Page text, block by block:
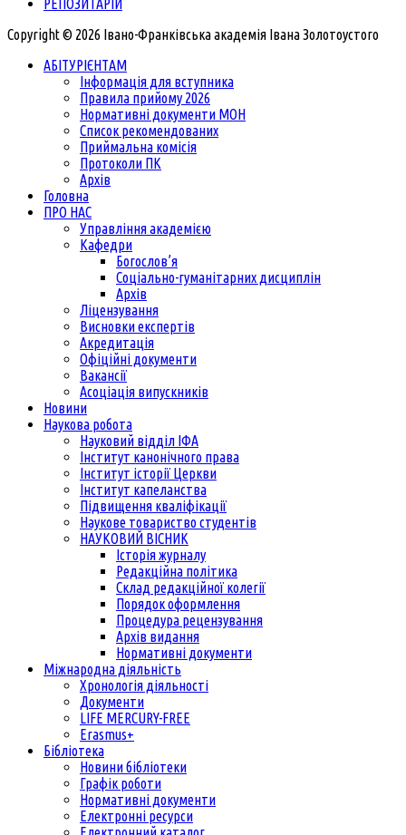
РЕПОЗИТАРІЙ
Copyright © 2026 Івано-Франківська академія Івана Золотоустого
АБІТУРІЄНТАМ
Інформація для вступника
Правила прийому 2026
Нормативні документи МОН
Список рекомендованих
Приймальна комісія
Протоколи ПК
Архів
Головна
ПРО НАС
Управління академією
Кафедри
Богослов’я
Соціально-гуманітарних дисциплін
Архів
Ліцензування
Висновки експертів
Акредитація
Офіційні документи
Вакансії
Асоціація випускників
Новини
Наукова робота
Науковий відділ ІФА
Інститут канонічного права
Інститут історії Церкви
Інститут капеланства
Підвищення кваліфікації
Наукове товариство студентів
НАУКОВИЙ ВІСНИК
Історія журналу
Редакційна політика
Склад редакційної колегії
Порядок оформлення
Процедура рецензування
Архів видання
Нормативні документи
Міжнародна діяльність
Хронологія діяльності
Документи
LIFE MERCURY-FREE
Erasmus+
Бібліотека
Новини бібліотеки
Графік роботи
Нормативні документи
Електронні ресурси